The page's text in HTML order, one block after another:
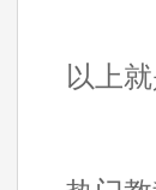
以上